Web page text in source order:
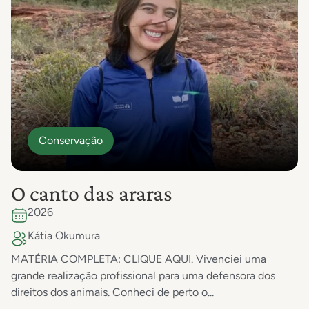
Conservação
O canto das araras
2026
Kátia Okumura
MATÉRIA COMPLETA: CLIQUE AQUI. Vivenciei uma
grande realização profissional para uma defensora dos
direitos dos animais. Conheci de perto o...